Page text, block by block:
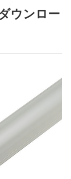
ウンロー